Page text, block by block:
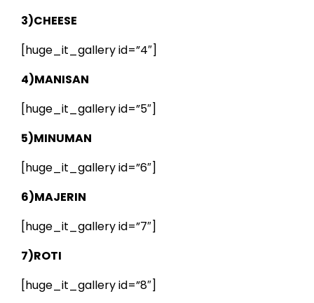
3)CHEESE
[huge_it_gallery id=”4″]
4)MANISAN
[huge_it_gallery id=”5″]
5)MINUMAN
[huge_it_gallery id=”6″]
6)MAJERIN
[huge_it_gallery id=”7″]
7)ROTI
[huge_it_gallery id=”8″]